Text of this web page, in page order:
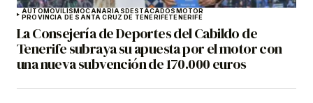
AUTOMOVILISMOCANARIASDESTACADOSMOTOR
PROVINCIA DE SANTA CRUZ DE TENERIFETENERIFE
La Consejería de Deportes del Cabildo de
Tenerife subraya su apuesta por el motor con
una nueva subvención de 170.000 euros